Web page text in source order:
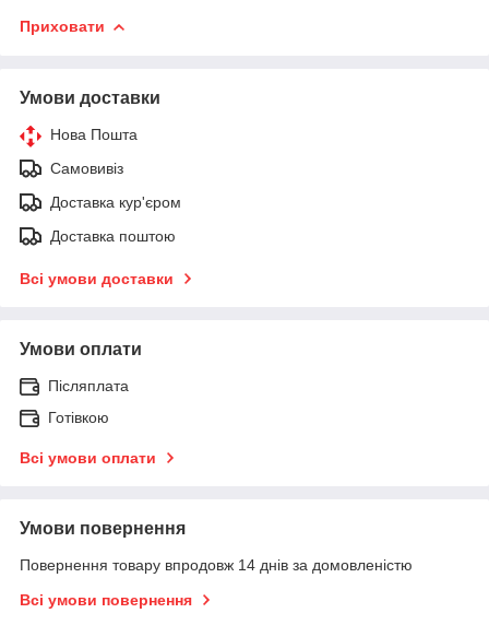
Приховати
Умови доставки
Нова Пошта
Самовивіз
Доставка кур'єром
Доставка поштою
Всі умови доставки
Умови оплати
Післяплата
Готівкою
Всі умови оплати
Умови повернення
Повернення товару впродовж 14 днів за домовленістю
Всі умови повернення